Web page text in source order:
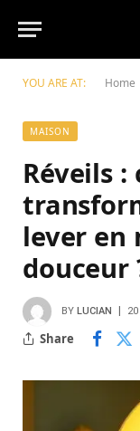
YOU ARE AT: Home
MAISON
Réveils
lever en
douceur
BY LUCIAN
Share